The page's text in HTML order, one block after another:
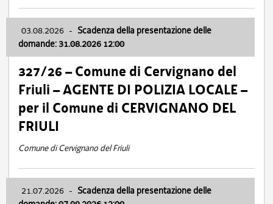
03.08.2026 - Scadenza della presentazione delle
domande: 31.08.2026 12:00
327/26 – Comune di Cervignano del
Friuli – AGENTE DI POLIZIA LOCALE –
per il Comune di CERVIGNANO DEL
FRIULI
Comune di Cervignano del Friuli
21.07.2026 - Scadenza della presentazione delle